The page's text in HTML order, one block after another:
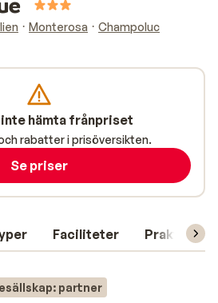
Monterosa
Champoluc
Faciliteter Praktisk
partner
inte hämta frånpriset
rabatter i prisöversikten.
Se priser